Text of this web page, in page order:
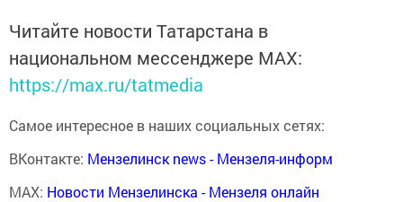
Читайте новости Татарстана в
национальном мессенджере MАХ:
https://max.ru/tatmedia
Самое интересное в наших социальных сетях:
ВКонтакте: Мензелинск news - Мензеля-информ
MAX: Новости Мензелинска - Мензеля онлайн